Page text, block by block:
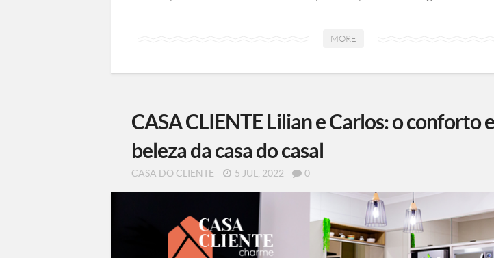
MORE
CASA CLIENTE Lilian e Carlos: o conforto
beleza da casa do casal
CASA DO CLIENTE 5 JUL, 2022 0